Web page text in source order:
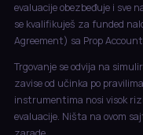
evaluacije obezbeđuje i sve
se kvalifikuješ za funded
Agreement) sa Prop Account
Trgovanje se odvija na
zavise od učinka po
instrumentima nosi visok
evaluacije. Ništa na ovom